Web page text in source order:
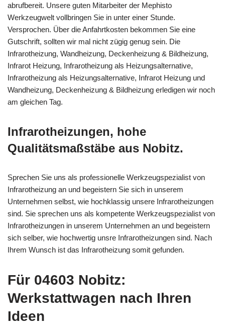
abrufbereit. Unsere guten Mitarbeiter der Mephisto
Werkzeugwelt vollbringen Sie in unter einer Stunde.
Versprochen. Über die Anfahrtkosten bekommen Sie eine
Gutschrift, sollten wir mal nicht zügig genug sein. Die
Infrarotheizung, Wandheizung, Deckenheizung & Bildheizung,
Infrarot Heizung, Infrarotheizung als Heizungsalternative,
Infrarotheizung als Heizungsalternative, Infrarot Heizung und
Wandheizung, Deckenheizung & Bildheizung erledigen wir noch
am gleichen Tag.
Infrarotheizungen, hohe
Qualitätsmaßstäbe aus Nobitz.
Sprechen Sie uns als professionelle Werkzeugspezialist von
Infrarotheizung an und begeistern Sie sich in unserem
Unternehmen selbst, wie hochklassig unsere Infrarotheizungen
sind. Sie sprechen uns als kompetente Werkzeugspezialist von
Infrarotheizungen in unserem Unternehmen an und begeistern
sich selber, wie hochwertig unsre Infrarotheizungen sind. Nach
Ihrem Wunsch ist das Infrarotheizung somit gefunden.
Für 04603 Nobitz:
Werkstattwagen nach Ihren
Ideen